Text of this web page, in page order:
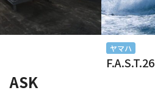
ASK
ヤマハ
F.A.S.T.26